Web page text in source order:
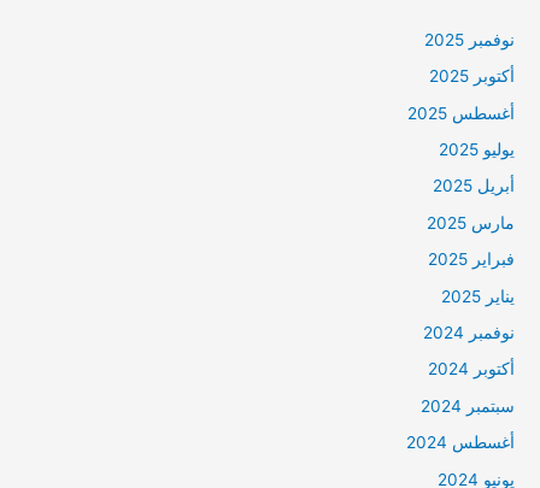
نوفمبر 2025
أكتوبر 2025
أغسطس 2025
يوليو 2025
أبريل 2025
مارس 2025
فبراير 2025
يناير 2025
نوفمبر 2024
أكتوبر 2024
سبتمبر 2024
أغسطس 2024
يونيو 2024